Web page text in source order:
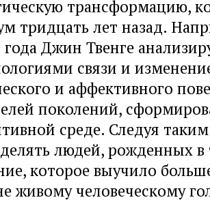
трансформацию,
тридцать лет назад.
года Джин Твенге
связи и
и аффективного
поколений,
среде. Следуя
людей, рожденных в
которое выучило
живому человеческому